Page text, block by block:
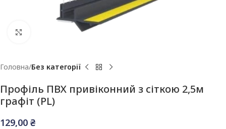
Клацніть, щоб збільшити
Головна Без категорії
Профіль ПВХ привіконний з сіткою 2,5м
графіт (PL)
129,00 ₴